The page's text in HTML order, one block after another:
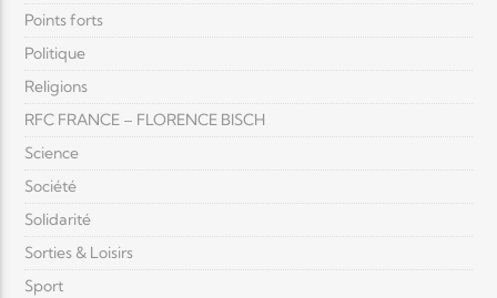
Points forts
Politique
Religions
RFC FRANCE – FLORENCE BISCH
Science
Société
Solidarité
Sorties & Loisirs
Sport